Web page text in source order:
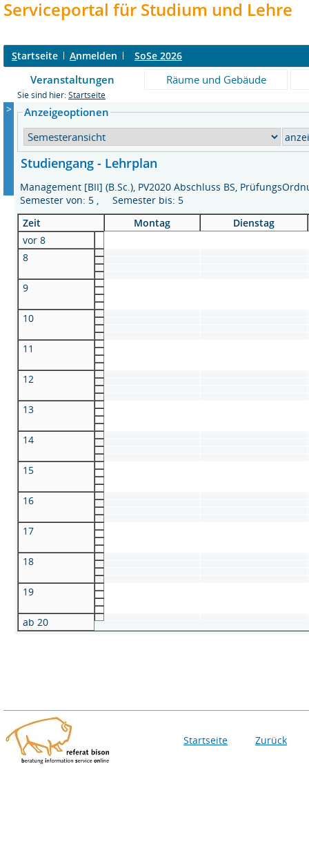
Serviceportal für Studium und Lehre
Startseite Anmelden SoSe 2026
Veranstaltungen Räume und Gebäude
Sie sind hier: Startseite
> Anzeigeoptionen
Studiengang - Lehrplan
Management [BII] (B.Sc.), PV2020 Abschluss BS,
Semester von: 5 , Semester bis: 5
Zeit
Montag
Dienstag
vor 8
8
9
10
11
12
13
14
15
16
17
18
19
ab 20
Startseite Zurück